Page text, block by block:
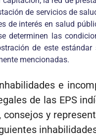
de servicios de
de interés en salud
determinen las
de este
mencionadas.
e
de las EPS
y